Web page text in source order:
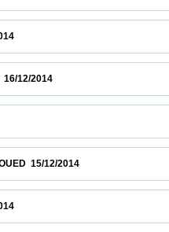
16/12/2014
16/12/2014
2014
ELOUED  15/12/2014
14/12/2014